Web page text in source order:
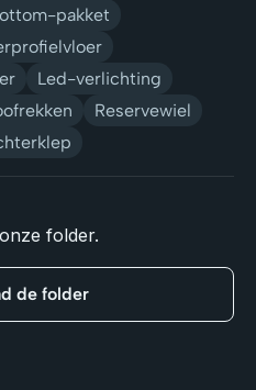
pakket
Led-verlichting
Reservewiel
folder.
de folder